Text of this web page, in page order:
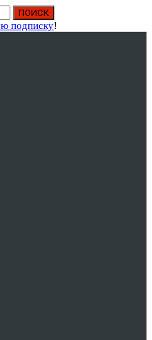
подписку!